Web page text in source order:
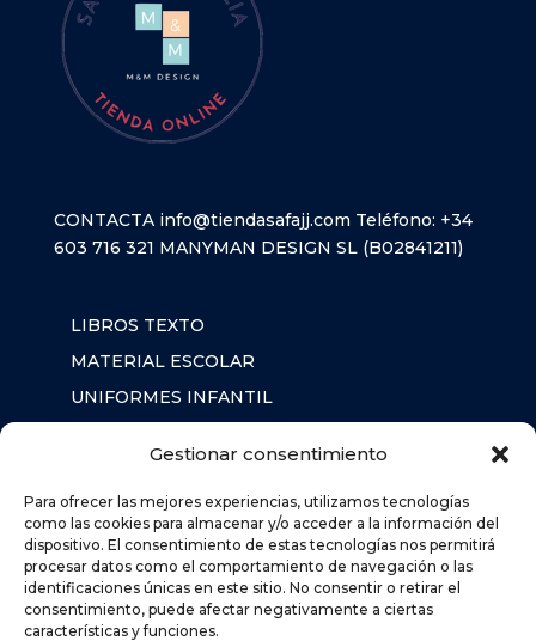
Gestionar consentimiento
Para ofrecer las mejores experiencias, utilizamos tecnologías
como las cookies para almacenar y/o acceder a la información del
dispositivo. El consentimiento de estas tecnologías nos permitirá
procesar datos como el comportamiento de navegación o las
identificaciones únicas en este sitio. No consentir o retirar el
consentimiento, puede afectar negativamente a ciertas
características y funciones.
CONTACTA info@tiendasafajj.com Teléfono: +34
603 716 321 MANYMAN DESIGN SL (B02841211)
LIBROS TEXTO
MATERIAL ESCOLAR
UNIFORMES INFANTIL
AVISO LEGAL
POLÍTICA DE PRIVACIDAD
POLÍTICA DE COOKIES (UE)